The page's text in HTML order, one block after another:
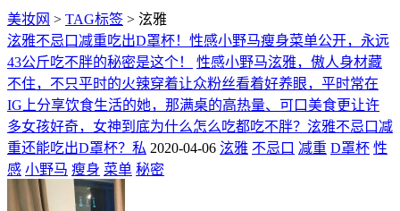
美妆网 > TAG标签 > 泫雅
泫雅不忌口减重吃出D罩杯！性感小野马瘦身菜单公开，永远
43公斤吃不胖的秘密是这个！
性感小野马泫雅，傲人身材藏
不住，不只平时的火辣穿着让众粉丝看着好养眼，平时常在
IG上分享饮食生活的她，那满桌的高热量、可口美食更让许
多女孩好奇，女神到底为什么怎么吃都吃不胖？泫雅不忌口减
重还能吃出D罩杯？私 2020-04-06 泫雅 不忌口 减重 D罩杯 性
感 小野马 瘦身 菜单 秘密